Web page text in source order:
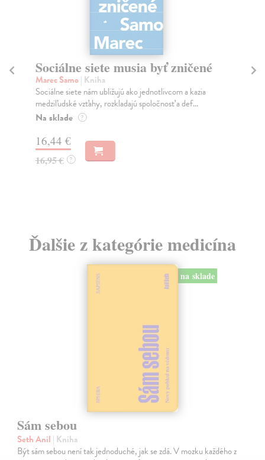
Sociálne siete musia byť zničené
Marec Samo| Kniha
Sociálne siete nám ubližujú ako jednotlivcom a kazia
medziľudské vzťahy, rozkladajú spoločnosť a def...
Na sklade ?
16,44 €
16,95 € ?
Ďalšie z kategórie medicína
na sklade
Sám sebou
Seth Anil | Kniha
Být sám sebou není tak jednoduché, jak se zdá. V mozku každého z